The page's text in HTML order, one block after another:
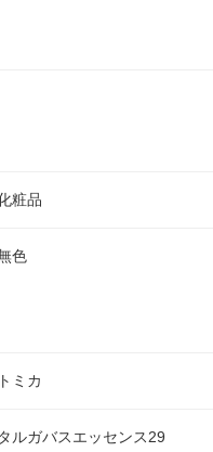
粧品
色
トミカ
タルガバスエッセンス29